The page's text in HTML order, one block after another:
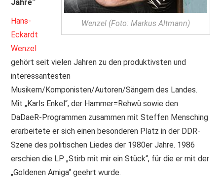
Wenzel (Foto: Markus Altmann)
Jahre“
Hans-
Eckardt
Wenzel
gehört seit vielen Jahren zu den produktivsten und
interessantesten
Musikern/Komponisten/Autoren/Sängern des Landes.
Mit „Karls Enkel“, der Hammer=Rehwü sowie den
DaDaeR-Programmen zusammen mit Steffen Mensching
erarbeitete er sich einen besonderen Platz in der DDR-
Szene des politischen Liedes der 1980er Jahre. 1986
erschien die LP „Stirb mit mir ein Stück“, für die er mit der
„Goldenen Amiga“ geehrt wurde.